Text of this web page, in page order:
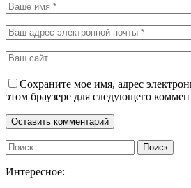
Сохраните мое имя, адрес
этом браузере для следующего
Интересное: